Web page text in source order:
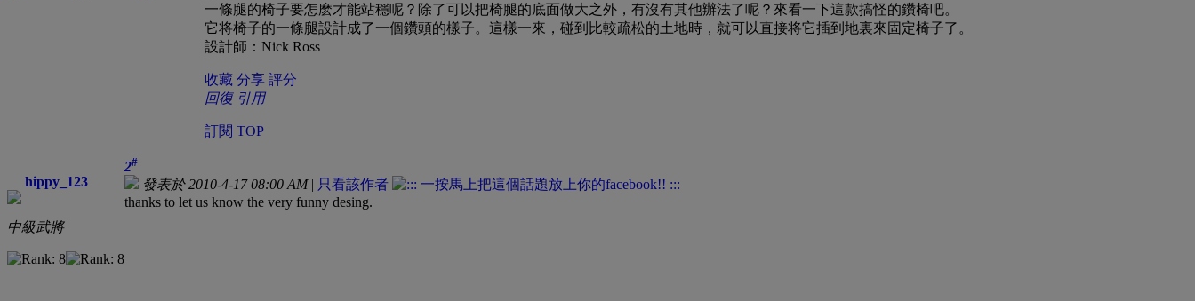
一條腿的椅子要怎麽才能站穩呢？除了可以把椅腿的底面做大之外，有沒有其他辦法了呢？來看一下這款搞怪的鑽椅吧。
它将椅子的一條腿設計成了一個鑽頭的樣子。這樣一來，碰到比較疏松的土地時，就可以直接将它插到地裏來固定椅子了。
設計師：Nick Ross
收藏 分享 評分
回復 引用
訂閱 TOP
hippy_123
中級武將
2#
發表於 2010-4-17 08:00 AM| 只看該作者
thanks to let us know the very funny desing.